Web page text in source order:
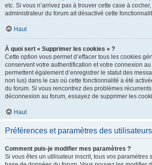
etc. Si vous n’arrivez pas à trouver cette case à
administrateur du forum ait désactivé cette
Haut
À quoi sert « Supprimer les cookies » ?
Cette option vous permet d’effacer tous les cookies
conservent votre authentification et votre connexion
permettent également d’enregistrer le statut des
non lus) dans le cas où cette fonctionnalité a été
du forum. Si vous rencontrez des problèmes
déconnexion au forum, essayez de supprimer les
Haut
Préférences et paramètres des utilisateurs
Comment puis-je modifier mes paramètres ?
Si vous êtes un utilisateur inscrit, tous vos paramètres